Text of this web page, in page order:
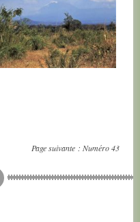
Page suivante : Numéro 43